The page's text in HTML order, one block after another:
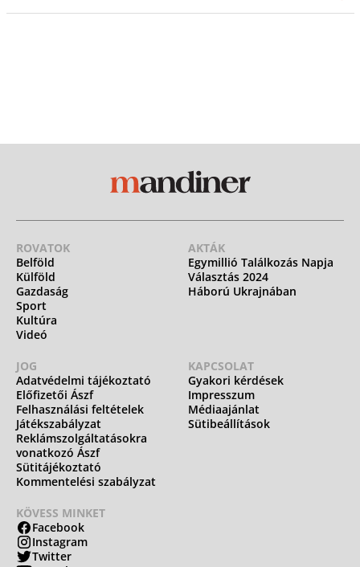
ROVATOK
Belföld
Külföld
Gazdaság
Sport
Kultúra
Videó
AKTÁK
Egymillió Találkozás Napja
Választás 2024
Háború Ukrajnában
JOG
Adatvédelmi tájékoztató
Előfizetői Ászf
Felhasználási feltételek
Játékszabályzat
Reklámszolgáltatásokra
vonatkozó Ászf
Sütitájékoztató
Kommentelési szabályzat
KAPCSOLAT
Gyakori kérdések
Impresszum
Médiaajánlat
Sütibeállítások
KÖVESS MINKET
Facebook
Instagram
Twitter